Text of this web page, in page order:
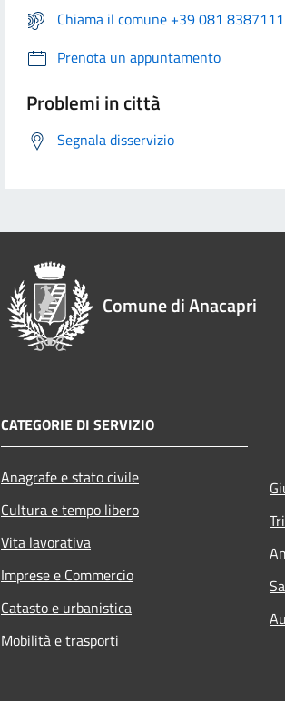
Chiama il comune +39 081 8387111
Prenota un appuntamento
Problemi in città
Segnala disservizio
Comune di Anacapri
CATEGORIE DI SERVIZIO
Anagrafe e stato civile
Cultura e tempo libero
Vita lavorativa
Imprese e Commercio
Catasto e urbanistica
Mobilità e trasporti